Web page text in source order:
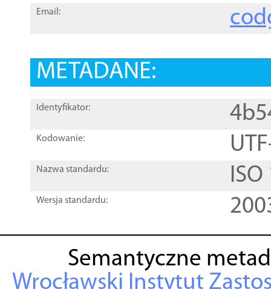
Email:
METADANE:
Identyfikator:
Kodowanie:
Nazwa standardu:
Wersja standardu:
Semantyczne
Wrocławski Instytut